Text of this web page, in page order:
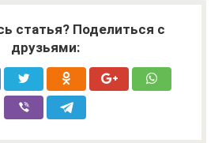
статья? Поделиться с
друзьями: